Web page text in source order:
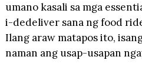
umano kasali sa mga
i-dedeliver sana ng food
Ilang araw matapos ito,
naman ang usap-usapan